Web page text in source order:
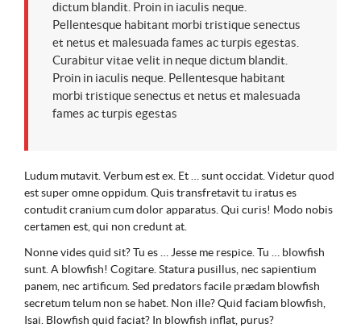
dictum blandit. Proin in iaculis neque.
Pellentesque habitant morbi tristique senectus
et netus et malesuada fames ac turpis egestas.
Curabitur vitae velit in neque dictum blandit.
Proin in iaculis neque. Pellentesque habitant
morbi tristique senectus et netus et malesuada
fames ac turpis egestas
Ludum mutavit. Verbum est ex. Et … sunt occidat. Videtur quod
est super omne oppidum. Quis transfretavit tu iratus es
contudit cranium cum dolor apparatus. Qui curis! Modo nobis
certamen est, qui non credunt at.
Nonne vides quid sit? Tu es … Jesse me respice. Tu … blowfish
sunt. A blowfish! Cogitare. Statura pusillus, nec sapientium
panem, nec artificum. Sed predators facile prædam blowfish
secretum telum non se habet. Non ille? Quid faciam blowfish,
Isai. Blowfish quid faciat? In blowfish inflat, purus?